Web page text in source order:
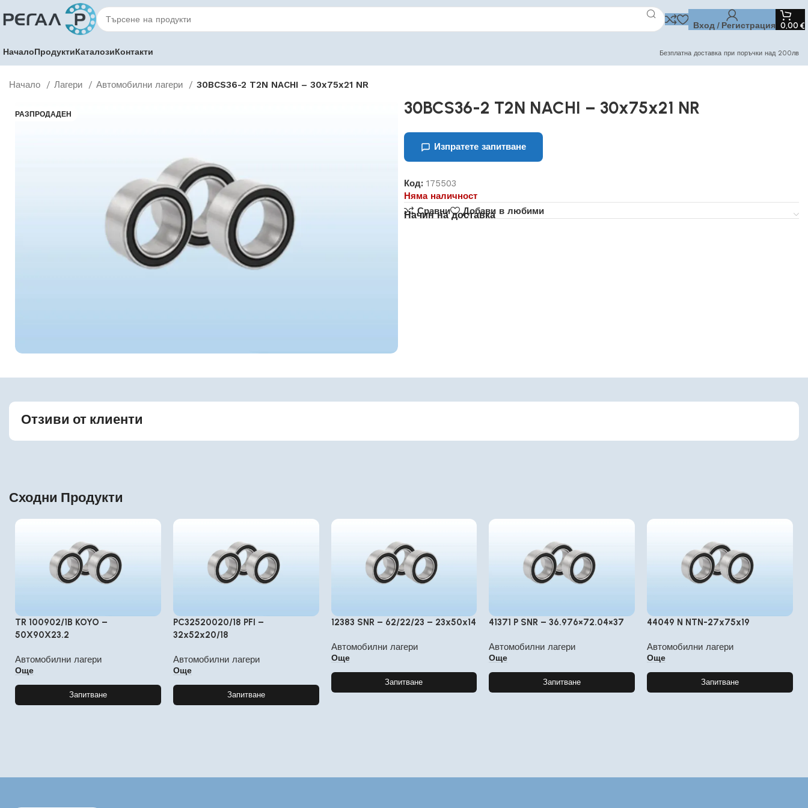
Вход / Регистрация 0,00 €
НачалоПродуктиКаталозиКонтакти Безплатна доставка при поръчки над 200лв
Начало Лагери Автомобилни лагери 30BCS36-2 T2N NACHI – 30x75x21 NR
РАЗПРОДАДЕН 30BCS36-2 T2N NACHI – 30x75x21 NR
Изпратете запитване
Код: 175503
Няма наличност
Сравни
Добави в любими
Начин на доставка
Отзиви от клиенти
Сходни Продукти
TR 100902/1B KOYO –
50X90X23.2
Автомобилни лагери
Още
Запитване
PC32520020/18 PFI –
32x52x20/18
Автомобилни лагери
Още
Запитване
12383 SNR – 62/22/23 – 23x50x14
Автомобилни лагери
Още
Запитване
41371 P SNR – 36.976×72.04×37
Автомобилни лагери
Още
Запитване
44049 N NTN-27x75x19
Автомобилни лагери
Още
Запитване